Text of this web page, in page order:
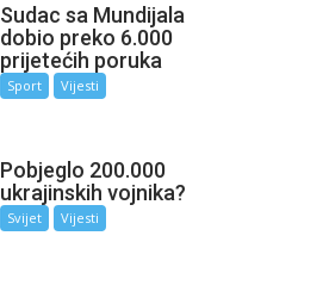
Sudac sa Mundijala
dobio preko 6.000
prijetećih poruka
Sport Vijesti
Pobjeglo 200.000
ukrajinskih vojnika?
Svijet Vijesti